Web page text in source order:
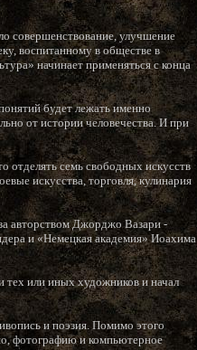
совершенствование, улучшение
воспитанному в обществе в
начинает применяться с конца
будет лежать именно
от истории человечества. И при
отделять семь свободных искусств
искусства, торговля, кулинария
авторством Джорджо Вазари -
и «Немецкая академия» Иоахима
тех или иных художников и начал
и поэзия. Помимо этого
фотографию и компьютерное